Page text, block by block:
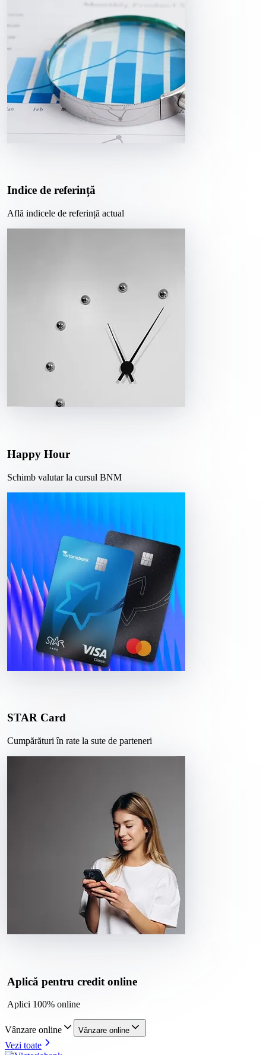
Indice de referință
Află indicele de referință actual
Happy Hour
Schimb valutar la cursul BNM
STAR Card
Cumpărături în rate la sute de parteneri
Aplică pentru credit online
Aplici 100% online
Vânzare online Vânzare online
Vezi toate